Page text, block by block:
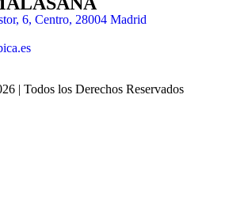
6, Centro, 28004 Madrid
| Todos los Derechos Reservados